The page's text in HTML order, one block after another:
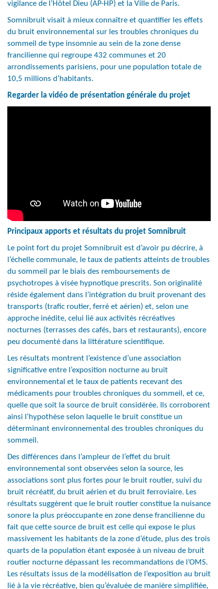
vigilance de l’Hôtel Dieu (AP-HP) et la Ville de Paris.
Somnibruit visait à mieux connaître et quantifier les effets
du bruit environnemental sur les troubles chroniques du
sommeil de type insomnie au sein de la zone dense
francilienne qui regroupe 432 communes et 20
arrondissements parisiens, pour une population totale de
10,5 millions d’habitants.
Regarder la vidéo de présentation générale du projet
Principaux apports et résultats du projet Somnibruit
Le point fort du projet Somnibruit est d’avoir pu décrire, à
l’échelle communale, le taux de patients atteints de troubles
du sommeil par le biais des remboursements de
psychotropes à visée hypnotique prescrits. Son originalité
réside également dans l’intégration du bruit provenant des
transports (trafic routier, ferré et aérien) et, selon une
approche inédite, celui lié aux activités récréatives
nocturnes (terrasses des cafés, bars et restaurants), encore
peu documenté dans la littérature scientifique.
Les résultats montrent l’existence d’une association
significative entre l’exposition nocturne au bruit
environnemental et le taux de patients recevant des
médicaments pour troubles chroniques du sommeil, et ce,
quelle que soit la source de bruit considérée. Ils corroborent
ainsi l’hypothèse selon laquelle le bruit constitue un
déterminant environnemental des troubles chroniques du
sommeil.
Des différences dans l’ampleur de l’effet du bruit
environnemental sont observées selon la source, les
associations sont plus fortes pour le bruit routier, suivi du
bruit récréatif, du bruit aérien et du bruit ferroviaire. Les
résultats suggèrent que le bruit routier constitue la nuisance
sonore la plus préoccupante en zone dense francilienne du
fait que cette source de bruit est celle qui expose le plus
massivement les habitants de la zone d’étude, plus des trois
quarts de la population étant exposée à un niveau de bruit
routier nocturne dépassant les recommandations de l’OMS.
Les résultats issus de la modélisation de l’exposition au bruit
lié à la vie récréative, bien qu’évaluée de manière simplifiée,